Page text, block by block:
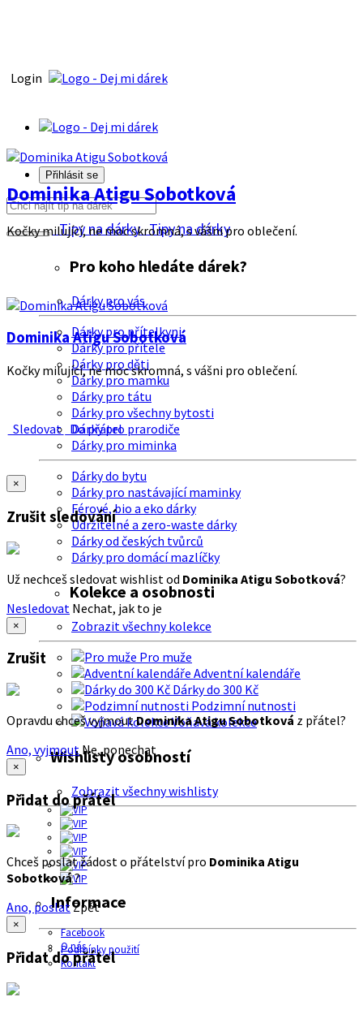
Login
Přihlásit se
Tipy na dárkyTipy na dárky
Pro koho hledáte dárek?
Dárky pro vás
Dárky pro přítelkyni
Dárky pro přítele
Dárky pro děti
Dárky pro mamku
Dárky pro tátu
Dárky pro všechny bytosti
Dárky pro prarodiče
Dárky pro miminka
Dárky do bytu
Dárky pro nastávající maminky
Férové, bio a eko dárky
Udržitelné a zero-waste dárky
Dárky od českých tvůrců
Dárky pro domácí mazlíčky
Kolekce a osobnosti
Zobrazit všechny kolekce
Pro muže
Adventní kalendáře
Dárky do 300 Kč
Podzimní nutnosti
Voňavá kolekce
Wishlisty osobností
Zobrazit všechny wishlisty
Informace
Facebook
O nás
Podmínky použití
Kontakt
Dominika Atigu Sobotková
Kočky milující, ne moc skromná, s vášni pro oblečení.
Dominika Atigu Sobotková
Kočky milující, ne moc skromná, s vášni pro oblečení.
Sledovat Do přátel
×
Zrušit sledování
Už nechceš sledovat wishlist od Dominika Atigu Sobotková?
Nesledovat Nechat, jak to je
×
Zrušit
Opravdu chceš vyjmoutDominika Atigu Sobotková z přátel?
Ano, vyjmout Ne, ponechat
×
Přidat do přátel
Chceš poslat žádost o přátelství pro Dominika Atigu
Sobotková?
Ano, poslatZpět
×
Přidat do přátel